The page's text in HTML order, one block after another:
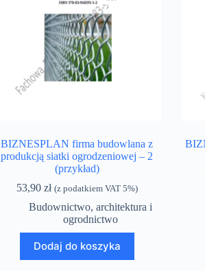
BIZNESPLAN firma budowlana z
produkcją siatki ogrodzeniowej – 2
(przykład)
53,90 zł (z podatkiem VAT 5%)
Budownictwo, architektura i
ogrodnictwo
Dodaj do koszyka